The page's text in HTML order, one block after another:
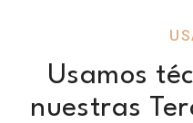
Usamos
nuestras